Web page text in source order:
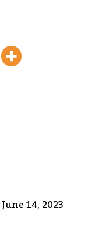
June 14, 2023